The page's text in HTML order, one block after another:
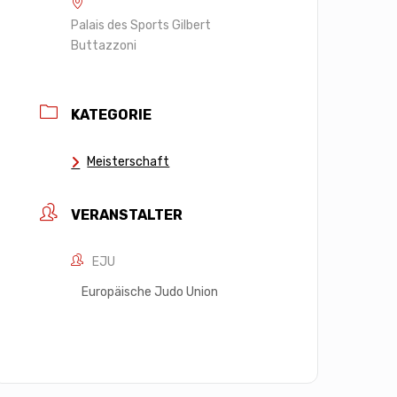
Palais des Sports Gilbert
Buttazzoni
KATEGORIE
Meisterschaft
VERANSTALTER
EJU
Europäische Judo Union